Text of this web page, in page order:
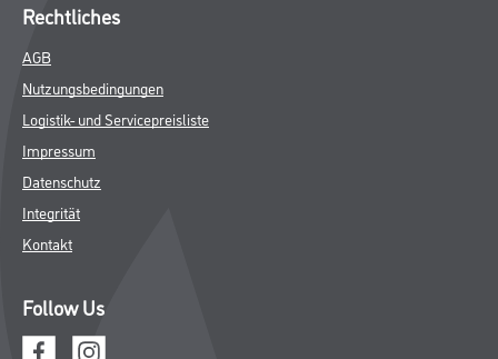
Rechtliches
AGB
Nutzungsbedingungen
Logistik- und Servicepreisliste
Impressum
Datenschutz
Integrität
Kontakt
Follow Us